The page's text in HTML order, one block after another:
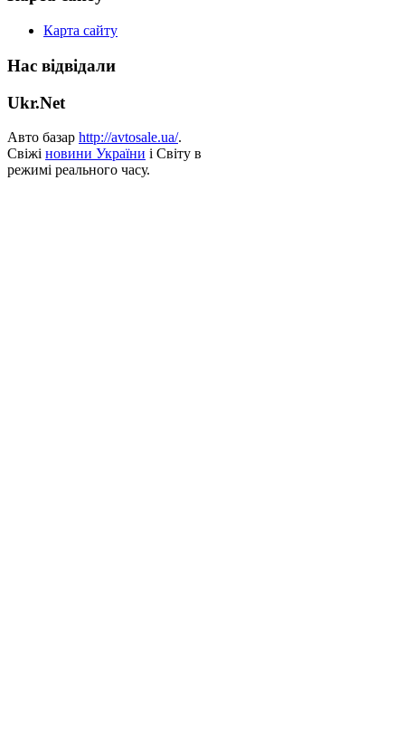
Карта сайту
Нас відвідали
Ukr.Net
Авто базар http://avtosale.ua/.
Свіжі новини України і Світу в
режимі реального часу.